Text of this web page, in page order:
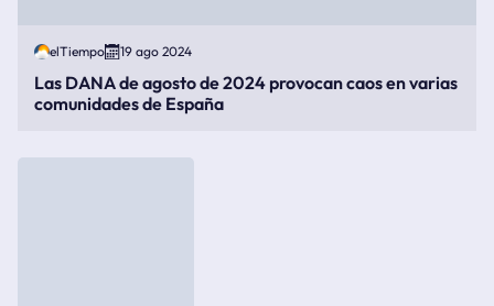
elTiempo 19 ago 2024
Las DANA de agosto de 2024 provocan caos en varias
comunidades de España